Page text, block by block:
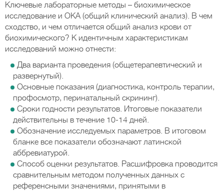
Ключевые лабораторные методы – биохимическое
исследование и ОКА (общий клинический анализ). В чем
сходство, и чем отличается общий анализ крови от
биохимического? К идентичным характеристикам
исследований можно отнести:
Два варианта проведения (общетерапевтический и
развернутый).
Основные показания (диагностика, контроль терапии,
профосмотр, перинатальный скрининг).
Сроки годности результатов. Итоговые показатели
действительны в течение 10-14 дней.
Обозначение исследуемых параметров. В итоговом
бланке все показатели обозначают латинской
аббревиатурой.
Способ оценки результатов. Расшифровка проводится
сравнительным методом полученных данных с
референсными значениями, принятыми в